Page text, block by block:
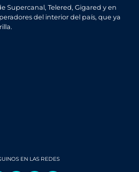
Supercanal, Telered, Gigared y en
del interior del país, que ya
EN LAS REDES